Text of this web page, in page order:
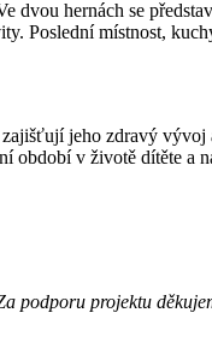
dvou hernách se
Poslední místnost,
jeho zdravý
období v životě dítěte a
podporu projektu